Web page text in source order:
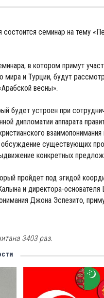
семинар на тему
в котором примут
мира и Турции, будут
весны».
будет устроен при
дипломатии аппарата
обсуждение существующих
конкретных
пройдет под эгидой
и директора-
Джона Эспезито,
3403 раз.